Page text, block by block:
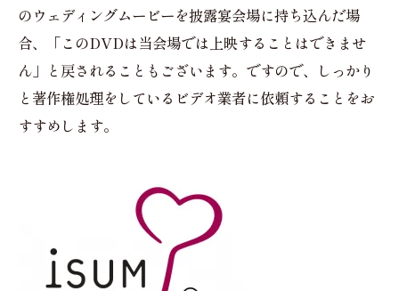
のウェディングムービーを披露宴会場に持ち込んだ場
合、「このDVDは当会場では上映することはできませ
ん」と戻されることもございます。ですので、しっかり
と著作権処理をしているビデオ業者に依頼することをお
すすめします。